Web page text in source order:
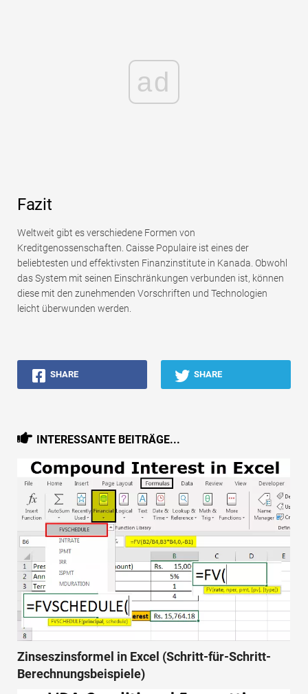
ad
Fazit
Weltweit gibt es verschiedene Formen von
Kreditgenossenschaften. Caisse Populaire ist eines der
beliebtesten und effektivsten Finanzinstitute in Kanada. Obwohl
das System mit seinen Einschränkungen verbunden ist, können
diese mit den zunehmenden Vorschriften und Technologien
leicht überwunden werden.
SHARE SHARE
INTERESSANTE BEITRÄGE...
Zinseszinsformel in Excel (Schritt-für-Schritt-
Berechnungsbeispiele)